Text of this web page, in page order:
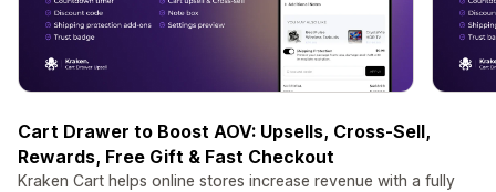
Cart Drawer to Boost AOV: Upsells, Cross-Sell,
Rewards, Free Gift & Fast Checkout
Kraken Cart helps online stores increase revenue with a fully